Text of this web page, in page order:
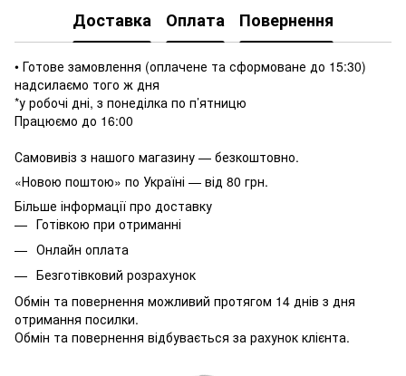
Доставка Оплата Повернення
• Готове замовлення (оплачене та сформоване до 15:30)
надсилаємо того ж дня
*у робочі дні, з понеділка по п’ятницю
Працюємо до 16:00
Самовивіз з нашого магазину — безкоштовно.
«Новою поштою» по Україні — від 80 грн.
Більше інформації про доставку
Готівкою при отриманні
Онлайн оплата
Безготівковий розрахунок
Обмін та повернення можливий протягом 14 днів з дня
отримання посилки.
Обмін та повернення відбувається за рахунок клієнта.